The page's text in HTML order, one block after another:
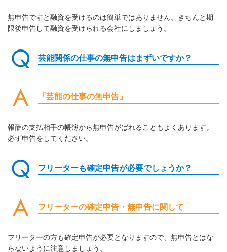
無申告ですと融資を受けるのは簡単ではありません。きちんと期
限後申告して融資を受けられる会社にしましょう。
芸能関係の仕事の無申告はまずいですか？
「芸能の仕事の無申告」
報酬の支払相手の帳簿から無申告がばれることもよくあります。
必ず申告をしてください。
フリーターも確定申告が必要でしょうか？
フリーターの確定申告・無申告に関して
フリーターの方も確定申告が必要となりますので、無申告とはな
らないように注意しましょう。